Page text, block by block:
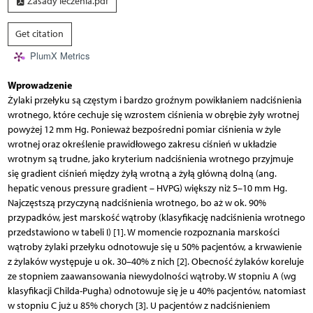
Get citation
PlumX Metrics
Wprowadzenie
Żylaki przełyku są częstym i bardzo groźnym powikłaniem nadciśnienia
wrotnego, które cechuje się wzrostem ciśnienia w obrębie żyły wrotnej
powyżej 12 mm Hg. Ponieważ bezpośredni pomiar ciśnienia w żyle
wrotnej oraz określenie prawidłowego zakresu ciśnień w układzie
wrotnym są trudne, jako kryterium nadciśnienia wrotnego przyjmuje
się gradient ciśnień między żyłą wrotną a żyłą główną dolną (ang.
hepatic venous pressure gradient – HVPG) większy niż 5–10 mm Hg.
Najczęstszą przyczyną nadciśnienia wrotnego, bo aż w ok. 90%
przypadków, jest marskość wątroby (klasyfikację nadciśnienia wrotnego
przedstawiono w tabeli I) [1]. W momencie rozpoznania marskości
wątroby żylaki przełyku odnotowuje się u 50% pacjentów, a krwawienie
z żylaków występuje u ok. 30–40% z nich [2]. Obecność żylaków koreluje
ze stopniem zaawansowania niewydolności wątroby. W stopniu A (wg
klasyfikacji Childa-Pugha) odnotowuje się je u 40% pacjentów, natomiast
w stopniu C już u 85% chorych [3]. U pacjentów z nadciśnieniem